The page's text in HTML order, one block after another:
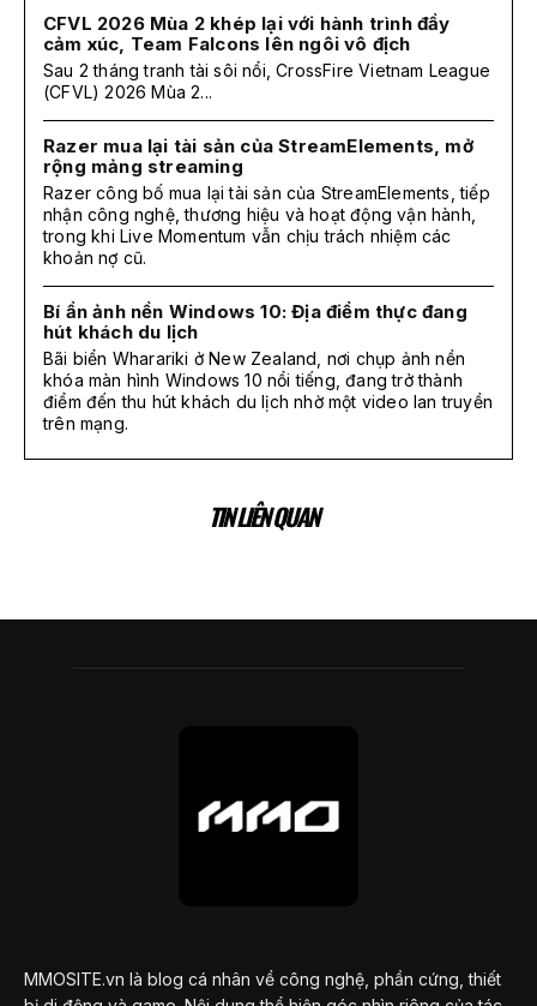
CFVL 2026 Mùa 2 khép lại với hành trình đầy
cảm xúc, Team Falcons lên ngôi vô địch
Sau 2 tháng tranh tài sôi nổi, CrossFire Vietnam League
(CFVL) 2026 Mùa 2...
Razer mua lại tài sản của StreamElements, mở
rộng mảng streaming
Razer công bố mua lại tài sản của StreamElements, tiếp
nhận công nghệ, thương hiệu và hoạt động vận hành,
trong khi Live Momentum vẫn chịu trách nhiệm các
khoản nợ cũ.
Bí ẩn ảnh nền Windows 10: Địa điểm thực đang
hút khách du lịch
Bãi biển Wharariki ở New Zealand, nơi chụp ảnh nền
khóa màn hình Windows 10 nổi tiếng, đang trở thành
điểm đến thu hút khách du lịch nhờ một video lan truyền
trên mạng.
TIN LIÊN QUAN
MMOSITE.vn là blog cá nhân về công nghệ, phần cứng, thiết